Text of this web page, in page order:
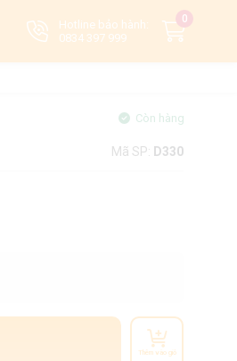
Hotline bảo hành:
0834 397 999
0
Còn hàng
Mã SP: D330
Thêm vào giỏ